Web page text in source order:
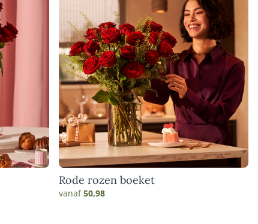
Rode rozen boeket
vanaf50,98